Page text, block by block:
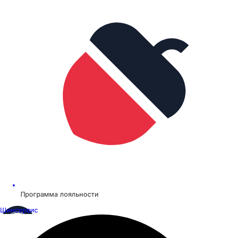
Программа лояльности
Шинсервис